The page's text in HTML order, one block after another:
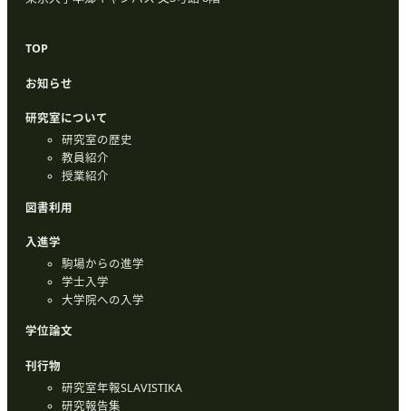
TOP
お知らせ
研究室について
研究室の歴史
教員紹介
授業紹介
図書利用
入進学
駒場からの進学
学士入学
大学院への入学
学位論文
刊行物
研究室年報SLAVISTIKA
研究報告集